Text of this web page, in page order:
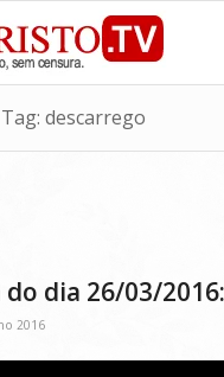
descarrego
dia 26/03/2016:
2016